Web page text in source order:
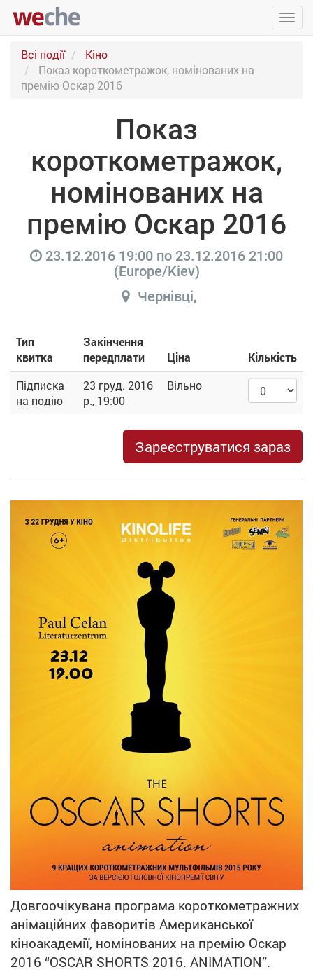
Всі події
Кіно
Показ короткометражок, номінованих на
премію Оскар 2016
Показ
короткометражок,
номінованих на
премію Оскар 2016
23.12.2016 19:00 по 23.12.2016 21:00
(Europe/Kiev)
Чернівці,
Тип
квитка
Закінчення
передплати
Ціна
Кількість
Підписка
на подію
23 груд. 2016
р., 19:00
Вільно
Зареєструватися зараз
Довгоочікувана програма короткометражних
анімаційних фаворитів Американської
кіноакадемії, номінованих на премію Оскар
2016 “OSCAR SHORTS 2016. ANIMATION”.